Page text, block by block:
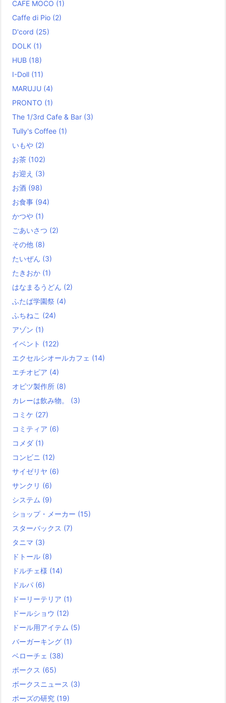
CAFE MOCO (1)
Caffe di Pio (2)
D'cord (25)
DOLK (1)
HUB (18)
I-Doll (11)
MARUJU (4)
PRONTO (1)
The 1/3rd Cafe & Bar (3)
Tully's Coffee (1)
いもや (2)
お茶 (102)
お迎え (3)
お酒 (98)
お食事 (94)
かつや (1)
ごあいさつ (2)
その他 (8)
たいぜん (3)
たきおか (1)
はなまるうどん (2)
ふたば学園祭 (4)
ふちねこ (24)
アゾン (1)
イベント (122)
エクセルシオールカフェ (14)
エチオピア (4)
オビツ製作所 (8)
カレーは飲み物。 (3)
コミケ (27)
コミティア (6)
コメダ (1)
コンビニ (12)
サイゼリヤ (6)
サンクリ (6)
システム (9)
ショップ・メーカー (15)
スターバックス (7)
タニマ (3)
ドトール (8)
ドルチェ様 (14)
ドルパ (6)
ドーリーテリア (1)
ドールショウ (12)
ドール用アイテム (5)
バーガーキング (1)
ベローチェ (38)
ボークス (65)
ボークスニュース (3)
ポーズの研究 (19)